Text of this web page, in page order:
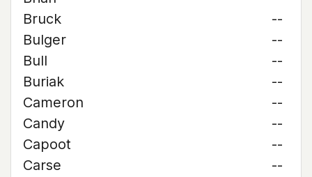
Bruck
--
Bulger
--
Bull
--
Buriak
--
Cameron
--
Candy
--
Capoot
--
Carse
--